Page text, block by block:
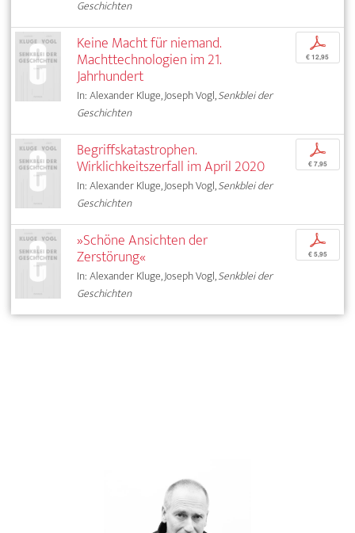
Geschichten
Keine Macht für niemand.
Machttechnologien im 21.
Jahrhundert
In: Alexander Kluge, Joseph Vogl,Senkblei der
Geschichten
p
€ 12,95
Begriffskatastrophen.
Wirklichkeitszerfall im April 2020
In: Alexander Kluge, Joseph Vogl,Senkblei der
Geschichten
p
€ 7,95
»Schöne Ansichten der
Zerstörung«
In: Alexander Kluge, Joseph Vogl,Senkblei der
Geschichten
p
€ 5,95